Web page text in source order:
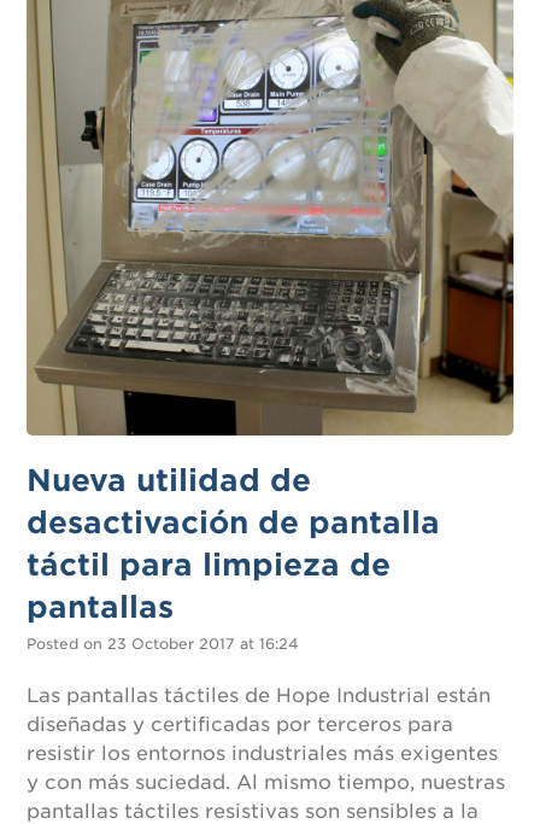
Nueva utilidad de
desactivación de pantalla
táctil para limpieza de
pantallas
Posted on 23 October 2017 at 16:24
Las pantallas táctiles de Hope Industrial están
diseñadas y certificadas por terceros para
resistir los entornos industriales más exigentes
y con más suciedad. Al mismo tiempo, nuestras
pantallas táctiles resistivas son sensibles a la